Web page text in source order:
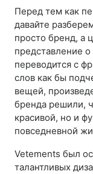
Перед тем как
давайте
просто бренд, а
представление
переводится с
слов как бы
вещей,
бренда решили,
красивой, но и
повседневной
Vetements был
талантливых